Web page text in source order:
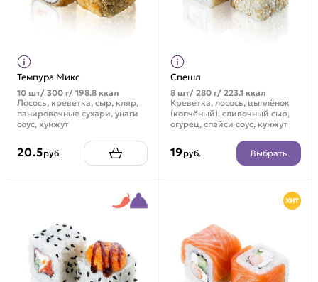
Темпура Микс
10 шт/ 300 г/ 198.8 ккал
Лосось, креветка, сыр, кляр,
панировочные сухари, унаги
соус, кунжут
20.5руб.
Спешл
8 шт/ 280 г/ 223.1 ккал
Креветка, лосось, цыплёнок
(копчёный), сливочный сыр,
огурец, спайси соус, кунжут
19руб. Выбрать